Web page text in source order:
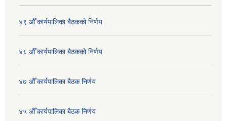
४९ औँ कार्यपालिका बैठकको निर्णय
४८ औँ कार्यपालिका बैठकको निर्णय
४७ औँ कार्यपालिका बैठक निर्णय
४५ औँ कार्यपालिका बैठक निर्णय